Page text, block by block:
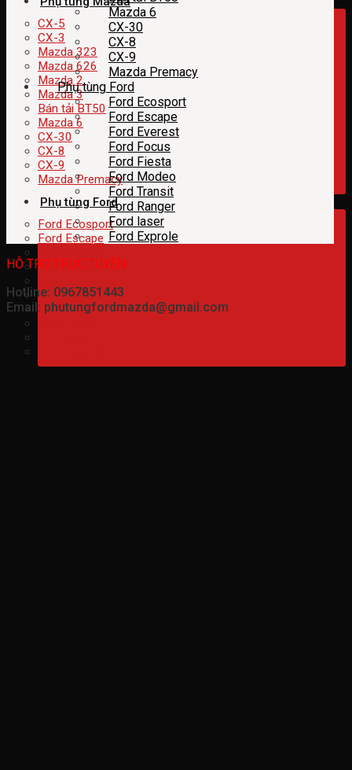
CX-5
CX-3
Mazda 323
Mazda 626
Mazda 2
Mazda 3
Bán tải BT50
Mazda 6
CX-30
CX-8
CX-9
Mazda Premacy
Phụ tùng Ford
Ford Ecosport
Ford Escape
Ford Focus
Ford Modeo
Ford Transit
Mazda 6
CX-30
CX-8
CX-9
Mazda Premacy
Phụ tùng Ford
Ford Ecosport
Ford Escape
Ford Everest
Ford Focus
Ford Fiesta
Ford Modeo
Ford Transit
Ford Ranger
Ford laser
Ford Exprole
HỖ TRỢ TRỰC TUYẾN
Hotline: 0967851443
Email: phutungfordmazda@gmail.com